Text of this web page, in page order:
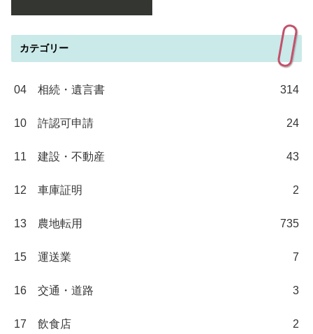
カテゴリー
04 相続・遺言書 314
10 許認可申請 24
11 建設・不動産 43
12 車庫証明 2
13 農地転用 735
15 運送業 7
16 交通・道路 3
17 飲食店 2